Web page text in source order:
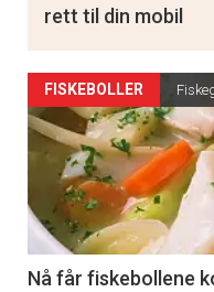
FISKEBOLLER
Nå får fiskebollene
rett til din mobil